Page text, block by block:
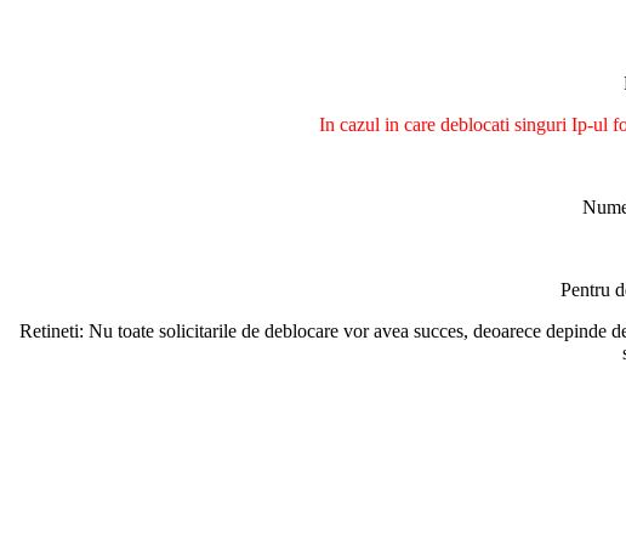
In cazul in care deblocati singuri Ip-ul
Pentru
Retineti: Nu toate solicitarile de deblocare vor avea succes, deoarece depinde